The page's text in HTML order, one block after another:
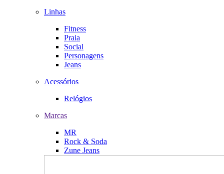
Linhas
Fitness
Praia
Social
Personagens
Jeans
Acessórios
Relógios
Marcas
MR
Rock & Soda
Zune Jeans